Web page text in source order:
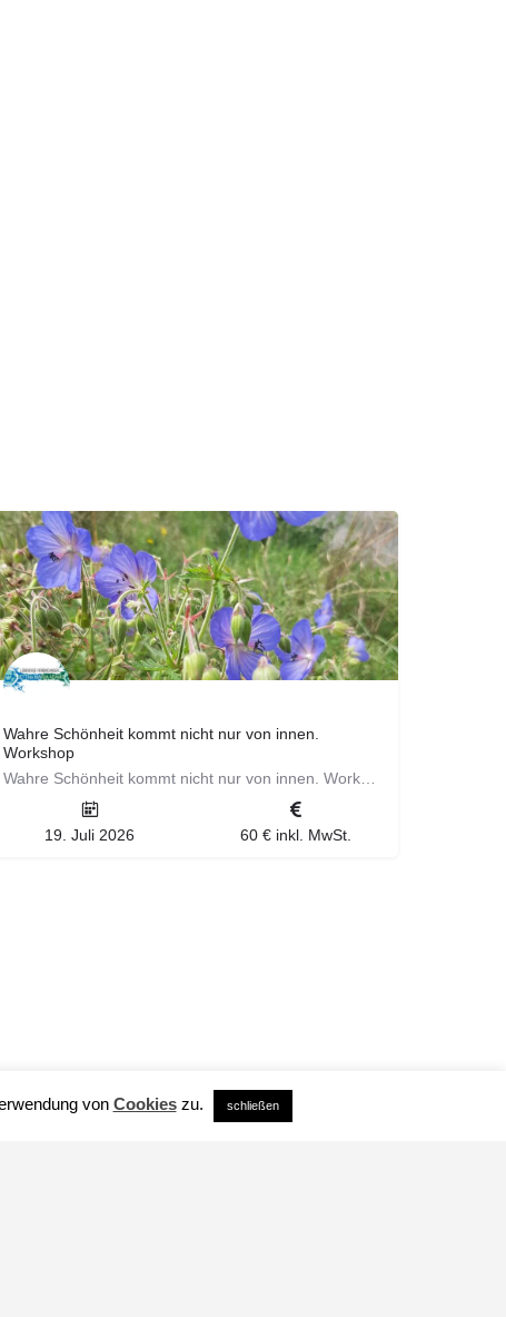
Wahre Schönheit kommt nicht nur von innen.
Workshop
Wahre Schönheit kommt nicht nur von innen. Workshop Natürlich ist wichtig. Erfahre welche Wildkräuter…
19. Juli 2026 60 € inkl. MwSt.
von Cookieszu. schließen